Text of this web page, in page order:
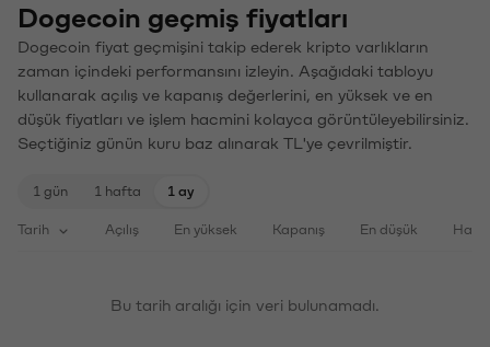
Dogecoin geçmiş fiyatları
Dogecoin fiyat geçmişini takip ederek kripto varlıkların
zaman içindeki performansını izleyin. Aşağıdaki tabloyu
kullanarak açılış ve kapanış değerlerini, en yüksek ve en
düşük fiyatları ve işlem hacmini kolayca görüntüleyebilirsiniz.
Seçtiğiniz günün kuru baz alınarak TL'ye çevrilmiştir.
1 gün 1 hafta 1 ay
Tarih Açılış En yüksek Kapanış En düşük
Bu tarih aralığı için veri bulunamadı.